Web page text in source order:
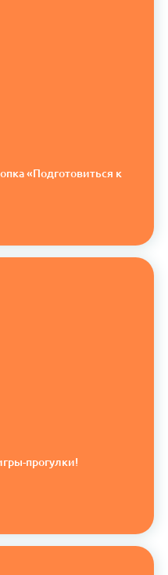
«Подготовиться к
прогулки!